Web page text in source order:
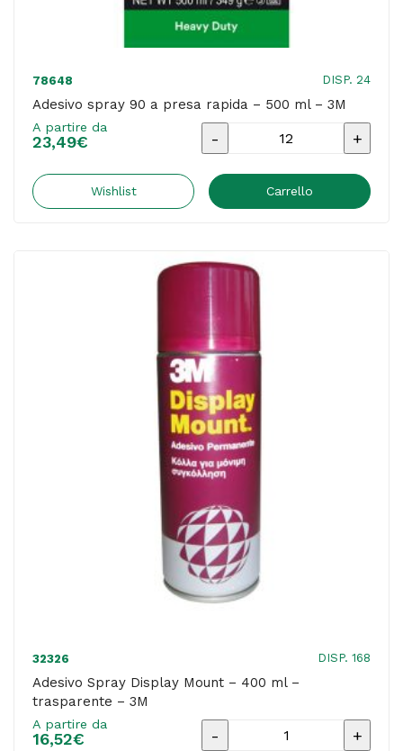
78648 DISP. 24
Adesivo spray 90 a presa rapida – 500 ml – 3M
A partire da
23,49€
Adesivo
90
rapida
-
500
ml
-
3M
quantità
Wishlist Carrello
32326 DISP. 168
Adesivo Spray Display Mount – 400 ml –
trasparente – 3M
A partire da
16,52€
Adesivo